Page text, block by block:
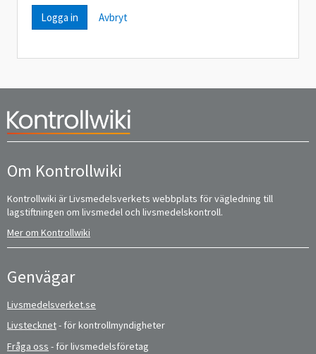
Avbryt
Om Kontrollwiki
Kontrollwiki är Livsmedelsverkets webbplats för vägledning till
lagstiftningen om livsmedel och livsmedelskontroll.
Mer om Kontrollwiki
Genvägar
Livsmedelsverket.se
Livstecknet- för kontrollmyndigheter
Fråga oss - för livsmedelsföretag